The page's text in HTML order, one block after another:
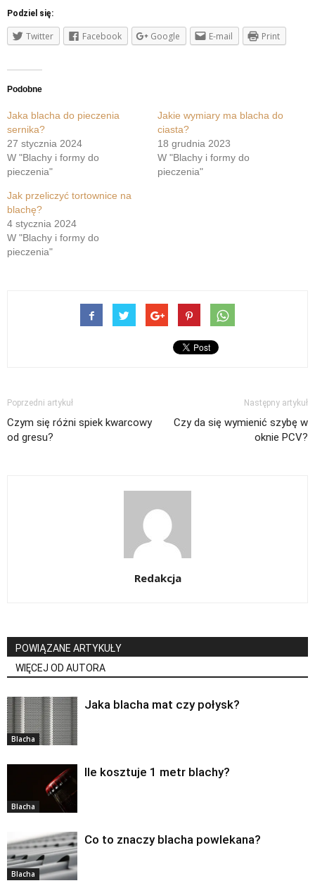
Podziel się:
Twitter Facebook Google E-mail Print
Podobne
Jaka blacha do pieczenia
sernika?
27 stycznia 2024
W "Blachy i formy do
pieczenia"
Jakie wymiary ma blacha do
ciasta?
18 grudnia 2023
W "Blachy i formy do
pieczenia"
Jak przeliczyć tortownice na
blachę?
4 stycznia 2024
W "Blachy i formy do
pieczenia"
Poprzedni artykuł
Czym się różni spiek kwarcowy
od gresu?
Następny artykuł
Czy da się wymienić szybę w
oknie PCV?
Redakcja
POWIĄZANE ARTYKUŁY
WIĘCEJ OD AUTORA
Blacha
Jaka blacha mat czy połysk?
Blacha
Ile kosztuje 1 metr blachy?
Blacha
Co to znaczy blacha powlekana?